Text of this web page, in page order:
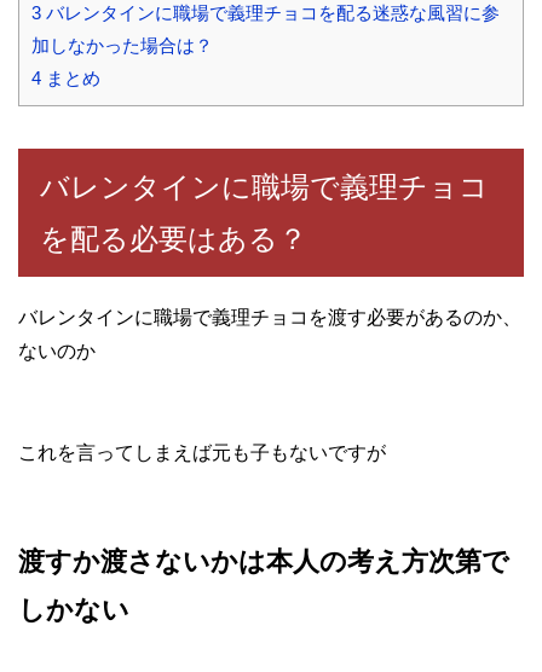
3 バレンタインに職場で義理チョコを配る迷惑な風習に参
加しなかった場合は？
4 まとめ
バレンタインに職場で義理チョコ
を配る必要はある？
バレンタインに職場で義理チョコを渡す必要があるのか、
ないのか
これを言ってしまえば元も子もないですが
渡すか渡さないかは本人の考え方次第で
しかない